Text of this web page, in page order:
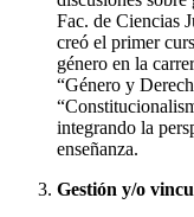
Fac. de Ciencias
creó el primer
género en la
“Género y
integrando la
enseñanza.
Gestión y/o